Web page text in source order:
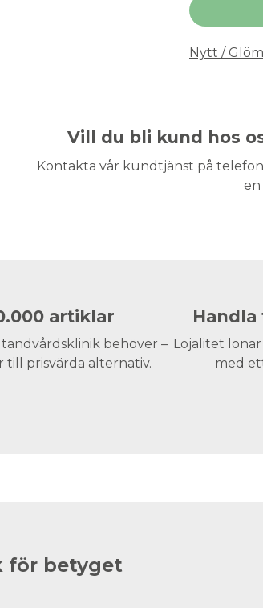
Nytt /
Vill du bli kund hos
Kontakta vår kundtjänst på telefon
en
artiklar
behöver –
till prisvärda alternativ.
Lojalitet
med
för betyget